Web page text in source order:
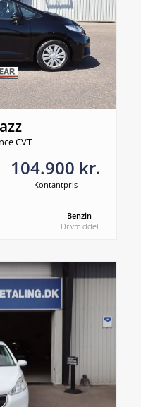
CVT
104.900 kr.
Kontantpris
Benzin
Drivmiddel